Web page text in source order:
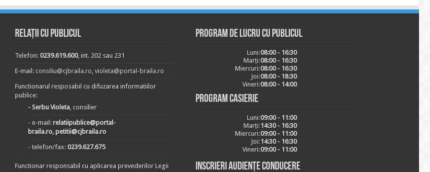
Relații cu publicul
Telefon: 0239.619.600, int. 202 sau 231
E-mail: consiliu@cjbraila.ro, violeta@portal-braila.ro
Functionarul resposabil cu difuzarea informatiilor
publice:
- Serbu Violeta, consilier
- e-mail: relatiipublice@portal-
braila.ro, petitii@cjbraila.ro
- telefon/fax: 0239.627.675
Functionar responsabil cu aplicarea prevederilor Legii
Program de lucru cu publicul
Luni:08:00 - 16:30
Marți:08:00 - 16:30
Miercuri:08:00 - 16:30
Joi:08:00 - 18:30
Vineri:08:00 - 14:00
Program casierie
Luni:09:00 - 11:00
Marți:14:30 - 16:30
Miercuri:09:00 - 11:00
Joi:14:30 - 16:30
Vineri:09:00 - 11:00
Inscrieri audiențe conducere